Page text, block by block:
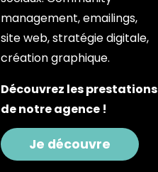
management, emailings,
site web, stratégie digitale,
création graphique.
Découvrez les prestations
de notre agence !
Je découvre